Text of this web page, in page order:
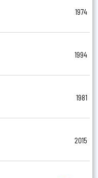
1974
1994
1981
2015